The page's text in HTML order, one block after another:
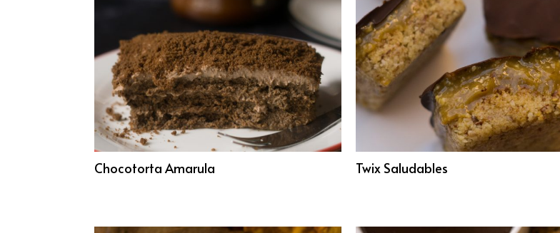
Chocotorta Amarula Twix Saludables